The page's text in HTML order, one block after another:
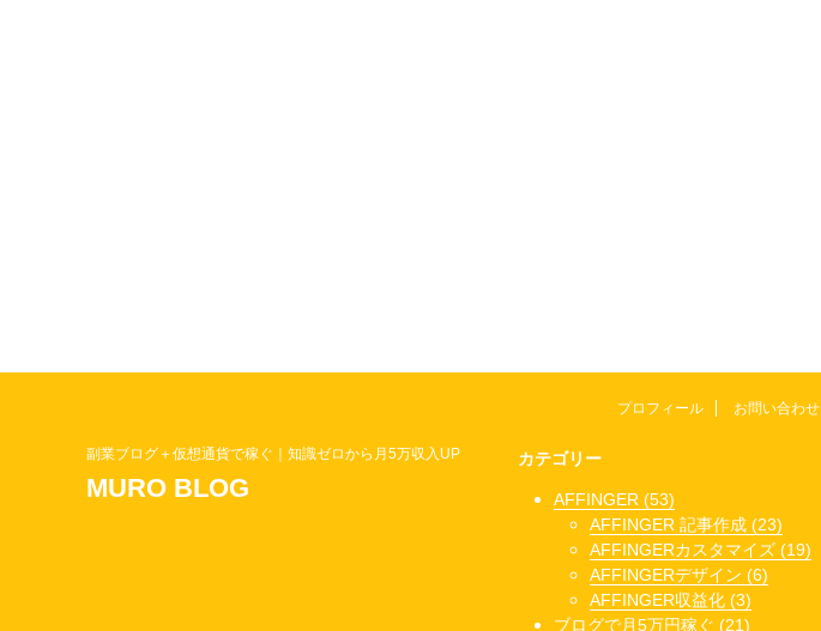
プロフィール お問い合わせ
カテゴリー
AFFINGER (53)
AFFINGER 記事作成 (23)
AFFINGERカスタマイズ (19)
AFFINGERデザイン (6)
AFFINGER収益化 (3)
ブログで月5万円稼ぐ (21)
副業ブログ＋仮想通貨で稼ぐ｜知識ゼロから月5万収入UP
MURO BLOG